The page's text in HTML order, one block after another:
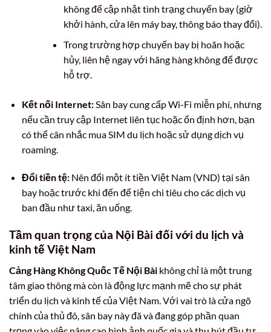
không để cập nhật tình trạng chuyến bay (giờ
khởi hành, cửa lên máy bay, thông báo thay đổi).
Trong trường hợp chuyến bay bị hoãn hoặc
hủy, liên hệ ngay với hãng hàng không để được
hỗ trợ.
Kết nối Internet:Sân bay cung cấp Wi-Fi miễn phí, nhưng
nếu cần truy cập Internet liên tục hoặc ổn định hơn, bạn
có thể cân nhắc mua SIM du lịch hoặc sử dụng dịch vụ
roaming.
Đổi tiền tệ:Nên đổi một ít tiền Việt Nam (VND) tại sân
bay hoặc trước khi đến để tiện chi tiêu cho các dịch vụ
ban đầu như taxi, ăn uống.
Tầm quan trọng của Nội Bài đối với du lịch và
kinh tế Việt Nam
Cảng Hàng Không Quốc Tế Nội Bài không chỉ là một trung
tâm giao thông mà còn là động lực mạnh mẽ cho sự phát
triển du lịch và kinh tế của Việt Nam. Với vai trò là cửa ngõ
chính của thủ đô, sân bay này đã và đang góp phần quan